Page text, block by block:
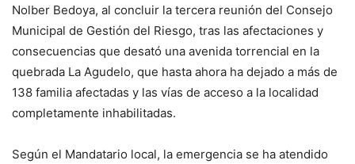
Nolber Bedoya, al concluir la tercera reunión del Consejo
Municipal de Gestión del Riesgo, tras las afectaciones y
consecuencias que desató una avenida torrencial en la
quebrada La Agudelo, que hasta ahora ha dejado a más de
138 familia afectadas y las vías de acceso a la localidad
completamente inhabilitadas.
Según el Mandatario local, la emergencia se ha atendido